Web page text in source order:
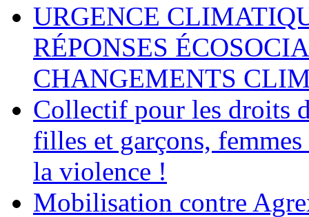
URGENCE
RÉPONSES
CHANGEMENTS
Collectif pour les droits
filles et garçons,
la violence !
Mobilisation contre